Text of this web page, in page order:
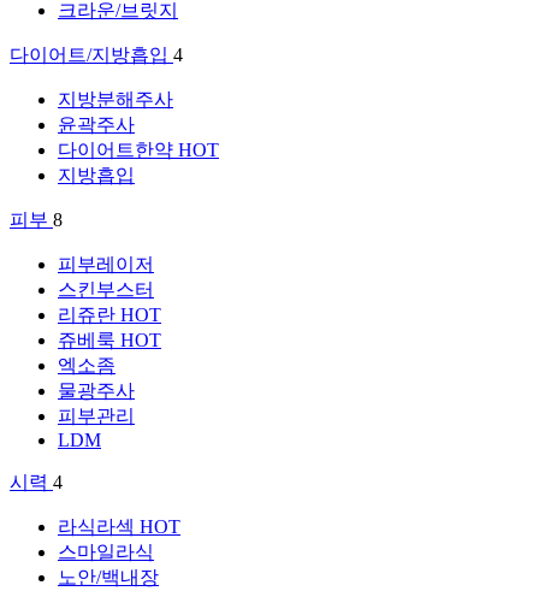
크라운/브릿지
다이어트/지방흡입 4
지방분해주사
윤곽주사
다이어트한약 HOT
지방흡입
피부 8
피부레이저
스킨부스터
리쥬란 HOT
쥬베룩 HOT
엑소좀
물광주사
피부관리
LDM
시력 4
라식라섹 HOT
스마일라식
노안/백내장